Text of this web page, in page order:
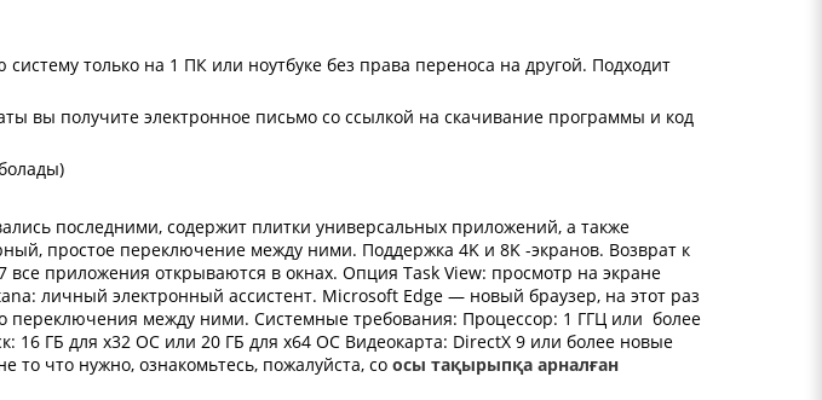
только на 1 ПК или ноутбуке без права переноса на другой. Подходит
вы получите электронное письмо со ссылкой на скачивание программы и код
последними, содержит плитки универсальных приложений, а также
простое переключение между ними. Поддержка 4K и 8K -экранов. Возврат к
приложения открываются в окнах. Опция Task View: просмотр на экране
личный электронный ассистент. Microsoft Edge — новый браузер, на этот раз
переключения между ними. Системные требования: Процессор: 1 ГГЦ или более
16 ГБ для х32 ОС или 20 ГБ для х64 ОС Видеокарта: DirectX 9 или более новые
то что нужно, ознакомьтесь, пожалуйста, со осы тақырыпқа арналған